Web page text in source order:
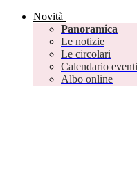
Novità
Panoramica
Le notizie
Le circolari
Calendario eventi
Albo online